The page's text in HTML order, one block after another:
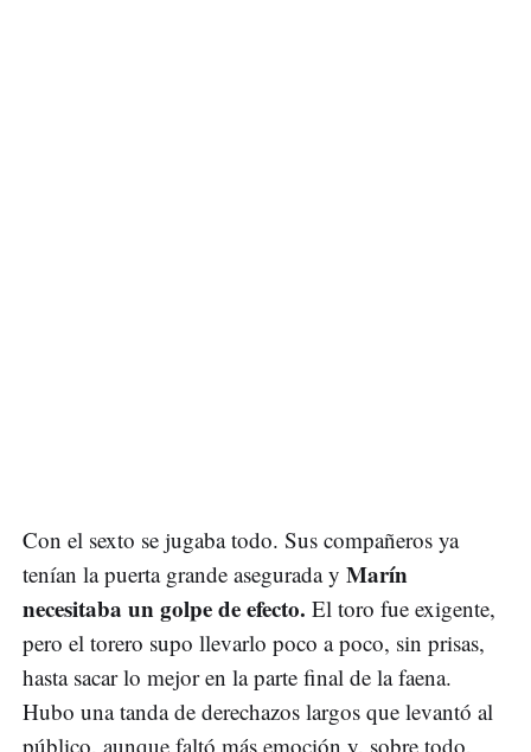
Con el sexto se jugaba todo. Sus compañeros ya
tenían la puerta grande asegurada y Marín
necesitaba un golpe de efecto. El toro fue exigente,
pero el torero supo llevarlo poco a poco, sin prisas,
hasta sacar lo mejor en la parte final de la faena.
Hubo una tanda de derechazos largos que levantó al
público, aunque faltó más emoción y, sobre todo,